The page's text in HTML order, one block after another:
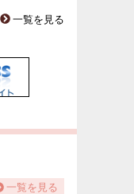
一覧を見る
一覧を見る